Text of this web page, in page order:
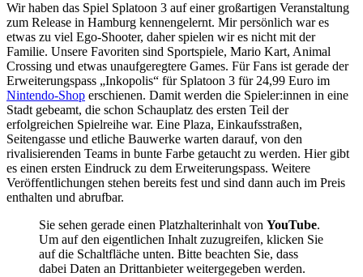
Wir haben das Spiel Splatoon 3 auf einer großartigen Veranstaltung
zum Release in Hamburg kennengelernt. Mir persönlich war es
etwas zu viel Ego-Shooter, daher spielen wir es nicht mit der
Familie. Unsere Favoriten sind Sportspiele, Mario Kart, Animal
Crossing und etwas unaufgeregtere Games. Für Fans ist gerade der
Erweiterungspass „Inkopolis“ für Splatoon 3 für 24,99 Euro im
Nintendo-Shop erschienen. Damit werden die Spieler:innen in eine
Stadt gebeamt, die schon Schauplatz des ersten Teil der
erfolgreichen Spielreihe war. Eine Plaza, Einkaufsstraßen,
Seitengasse und etliche Bauwerke warten darauf, von den
rivalisierenden Teams in bunte Farbe getaucht zu werden. Hier gibt
es einen ersten Eindruck zu dem Erweiterungspass. Weitere
Veröffentlichungen stehen bereits fest und sind dann auch im Preis
enthalten und abrufbar.
Sie sehen gerade einen Platzhalterinhalt von YouTube.
Um auf den eigentlichen Inhalt zuzugreifen, klicken Sie
auf die Schaltfläche unten. Bitte beachten Sie, dass
dabei Daten an Drittanbieter weitergegeben werden.